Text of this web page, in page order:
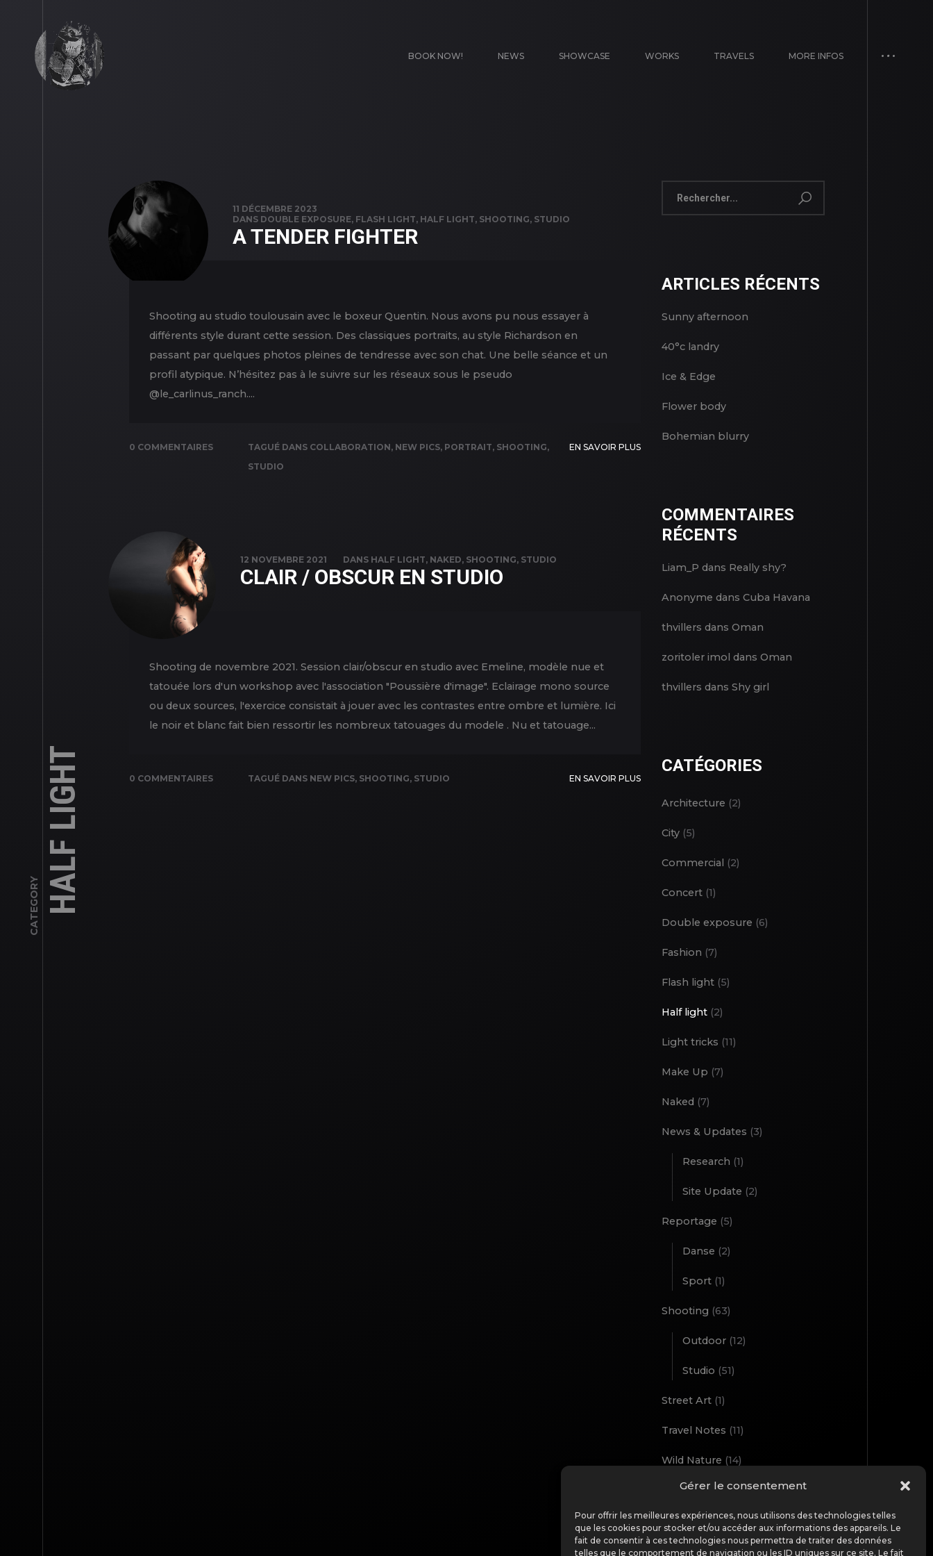
Gérer le consentement
Pour offrir les meilleures expériences, nous utilisons des technologies telles
que les cookies pour stocker et/ou accéder aux informations des appareils. Le
fait de consentir à ces technologies nous permettra de traiter des données
telles que le comportement de navigation ou les ID uniques sur ce site. Le fait
BOOK NOW! NEWS SHOWCASE WORKS TRAVELS MORE INFOS
CATEGORY HALF LIGHT
11 DÉCEMBRE 2023
DANS DOUBLE EXPOSURE, FLASH LIGHT, HALF LIGHT, SHOOTING, STUDIO
A TENDER FIGHTER
Shooting au studio toulousain avec le boxeur Quentin. Nous avons pu nous essayer à
différents style durant cette session. Des classiques portraits, au style Richardson en
passant par quelques photos pleines de tendresse avec son chat. Une belle séance et un
profil atypique. N’hésitez pas à le suivre sur les réseaux sous le pseudo
@le_carlinus_ranch....
0 COMMENTAIRES TAGUÉ DANS COLLABORATION, NEW PICS, PORTRAIT, SHOOTING,
STUDIO
EN SAVOIR PLUS
12 NOVEMBRE 2021 DANS HALF LIGHT, NAKED, SHOOTING, STUDIO
CLAIR / OBSCUR EN STUDIO
Shooting de novembre 2021. Session clair/obscur en studio avec Emeline, modèle nue et
tatouée lors d'un workshop avec l'association "Poussière d'image". Eclairage mono source
ou deux sources, l'exercice consistait à jouer avec les contrastes entre ombre et lumière. Ici
le noir et blanc fait bien ressortir les nombreux tatouages du modele . Nu et tatouage...
0 COMMENTAIRES TAGUÉ DANS NEW PICS, SHOOTING, STUDIO EN SAVOIR PLUS
ARTICLES RÉCENTS
Sunny afternoon
40°c landry
Ice & Edge
Flower body
Bohemian blurry
COMMENTAIRES
RÉCENTS
Liam_P dans Really shy?
Anonyme dans Cuba Havana
thvillers dans Oman
zoritoler imol dans Oman
thvillers dans Shy girl
CATÉGORIES
Architecture (2)
City(5)
Commercial (2)
Concert(1)
Double exposure (6)
Fashion (7)
Flash light(5)
Half light(2)
Light tricks (11)
Make Up (7)
Naked (7)
News & Updates (3)
Research (1)
Site Update (2)
Reportage (5)
Danse (2)
Sport(1)
Shooting (63)
Outdoor(12)
Studio (51)
Street Art(1)
Travel Notes (11)
Wild Nature (14)
Workshop(2)
TOP